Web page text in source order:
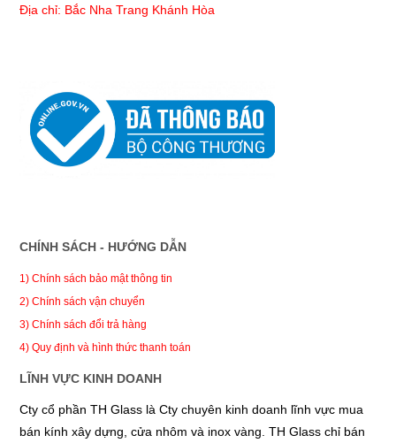
Địa chỉ: Bắc Nha Trang Khánh Hòa
CHÍNH SÁCH - HƯỚNG DẪN
1) Chính sách bảo mật thông tin
2) Chính sách vận chuyển
3) Chính sách đổi trả hàng
4) Quy định và hình thức thanh toán
LĨNH VỰC KINH DOANH
Cty cổ phần TH Glass là Cty chuyên kinh doanh lĩnh vực mua
bán kính xây dựng, cửa nhôm và inox vàng. TH Glass chỉ bán